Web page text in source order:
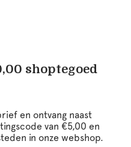
shoptegoed
en ontvang naast
van €5,00 en
in onze webshop.